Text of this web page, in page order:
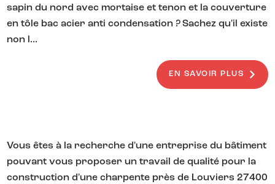
sapin du nord avec mortaise et tenon et la couverture
en tôle bac acier anti condensation ? Sachez qu'il existe
non l...
EN SAVOIR PLUS
Vous êtes à la recherche d'une entreprise du bâtiment
pouvant vous proposer un travail de qualité pour la
construction d'une charpente près de Louviers 27400